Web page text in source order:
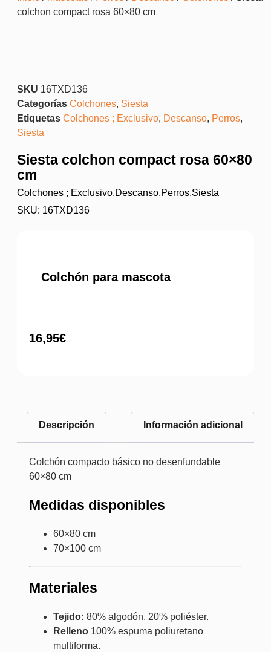
colchon compact rosa 60×80 cm
SKU 16TXD136
Categorías Colchones, Siesta
Etiquetas Colchones ; Exclusivo, Descanso, Perros,
Siesta
Siesta colchon compact rosa 60×80
cm
Colchones ; Exclusivo,Descanso,Perros,Siesta
SKU: 16TXD136
Colchón para mascota
16,95€
Descripción Información adicional
Colchón compacto básico no desenfundable
60×80 cm
Medidas disponibles
60×80 cm
70×100 cm
Materiales
Tejido: 80% algodón, 20% poliéster.
Relleno 100% espuma poliuretano
multiforma.